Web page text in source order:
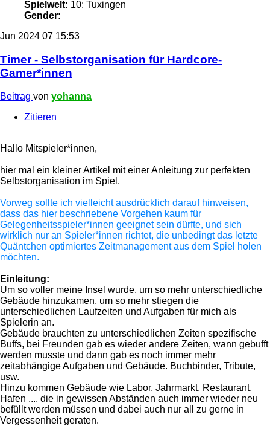
Spielwelt: 10: Tuxingen
Gender:
Jun 2024 07 15:53
Timer - Selbstorganisation für Hardcore-
Gamer*innen
Beitrag von yohanna
Zitieren
Hallo Mitspieler*innen,
hier mal ein kleiner Artikel mit einer Anleitung zur perfekten
Selbstorganisation im Spiel.
Vorweg sollte ich vielleicht ausdrücklich darauf hinweisen,
dass das hier beschriebene Vorgehen kaum für
Gelegenheitsspieler*innen geeignet sein dürfte, und sich
wirklich nur an Spieler*innen richtet, die unbedingt das letzte
Quäntchen optimiertes Zeitmanagement aus dem Spiel holen
möchten.
Einleitung:
Um so voller meine Insel wurde, um so mehr unterschiedliche
Gebäude hinzukamen, um so mehr stiegen die
unterschiedlichen Laufzeiten und Aufgaben für mich als
Spielerin an.
Gebäude brauchten zu unterschiedlichen Zeiten spezifische
Buffs, bei Freunden gab es wieder andere Zeiten, wann gebufft
werden musste und dann gab es noch immer mehr
zeitabhängige Aufgaben und Gebäude. Buchbinder, Tribute,
usw.
Hinzu kommen Gebäude wie Labor, Jahrmarkt, Restaurant,
Hafen .... die in gewissen Abständen auch immer wieder neu
befüllt werden müssen und dabei auch nur all zu gerne in
Vergessenheit geraten.